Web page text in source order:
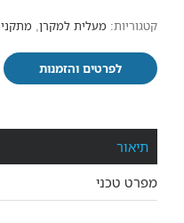
קטגוריות: מעלית למקרן,
לפרטים והזמנות
תיאור
מפרט טכני